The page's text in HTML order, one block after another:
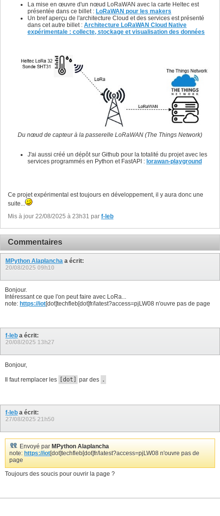
La mise en œuvre d'un nœud LoRaWAN avec la carte Heltec est
présentée dans ce billet : LoRaWAN pour les makers
Un bref aperçu de l'architecture Cloud et des services est présenté
dans cet autre billet : Architecture LoRaWAN Cloud Native
expérimentale : collecte, stockage et visualisation des données
Du nœud de capteur à la passerelle LoRaWAN (The Things Network)
J'ai aussi créé un dépôt sur Github pour la totalité du projet avec les
services programmés en Python et FastAPI : lorawan-playground
Ce projet expérimental est toujours en développement, il y aura donc une
suite...
Mis à jour 22/08/2025 à 23h31 par f-leb
Commentaires
MPython Alaplancha a écrit:
20/08/2025 09h10
Bonjour.
Intéressant ce que l'on peut faire avec LoRa...
note: https://iot[dot]techfleb[dot]fr/latest?access=pjLW08 n'ouvre pas de page
f-leb a écrit:
20/08/2025 13h27
Bonjour,
Il faut remplacer les [dot] par des .
f-leb a écrit:
27/08/2025 21h50
Envoyé par MPython Alaplancha
note: https://iot[dot]techfleb[dot]fr/latest?access=pjLW08 n'ouvre pas de
page
Toujours des soucis pour ouvrir la page ?